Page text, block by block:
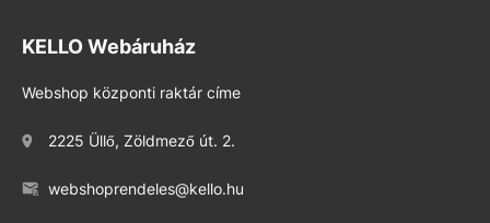
KELLO Webáruház
Webshop központi raktár címe
2225 Üllő, Zöldmező út. 2.
webshoprendeles@kello.hu